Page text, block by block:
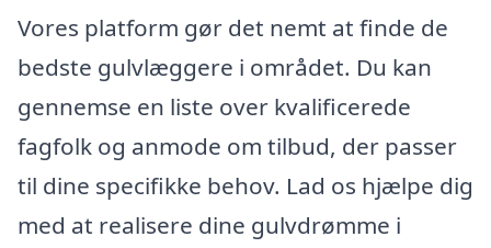
Vores platform gør det nemt at finde de
bedste gulvlæggere i området. Du kan
gennemse en liste over kvalificerede
fagfolk og anmode om tilbud, der passer
til dine specifikke behov. Lad os hjælpe dig
med at realisere dine gulvdrømme i